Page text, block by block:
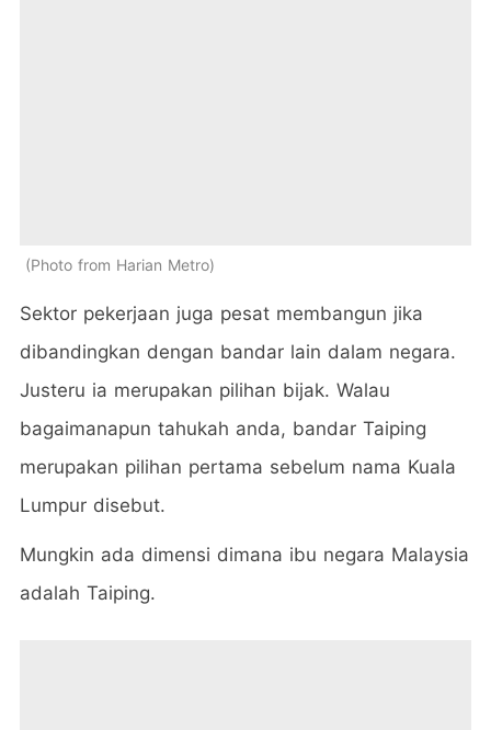
Photo from Harian Metro
Sektor pekerjaan juga pesat membangun jika
dibandingkan dengan bandar lain dalam negara.
Justeru ia merupakan pilihan bijak. Walau
bagaimanapun tahukah anda, bandar Taiping
merupakan pilihan pertama sebelum nama Kuala
Lumpur disebut.
Mungkin ada dimensi dimana ibu negara Malaysia
adalah Taiping.